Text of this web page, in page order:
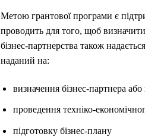
Метою грантової програми є
проводить для того, щоб
бізнес-партнерства також
наданий на:
визначення бізнес-партнера або
проведення техніко-
підготовку бізнес-плану